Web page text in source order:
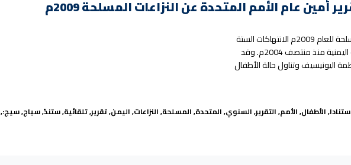
عام الأمم المتحدة عن النزاعات المسلحة 2009م
ناقش التقرير السنوي للأمين العام للأمم المتحدة عن الأطفال في النزاعات المسلحة للعام 2009م الانتهاكات الستة
التي يتعرض لها أطفال اليمن في الحرب المحتدمة بين جماعة الحوثي والحكومة اليمنية منذ منتصف 2004م. وقد
اليونيسيف وتناول حالة الأطفال
تقرير أمين عام الأمم المتحدة عن النزاعات المسلحة 2009م”
,الأطفال,الأمم,التقرير,السنوي,المتحدة,المسلحة,النزاعات,اليمن,تقرير,تلقائية,ستندً,سياج,سيج:,